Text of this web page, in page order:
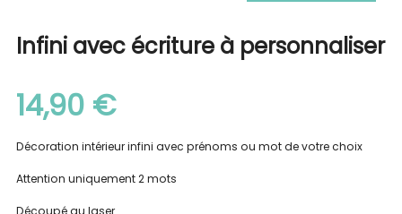
Infini avec écriture à personnaliser
14,90 €
Décoration intérieur infini avec prénoms ou mot de votre choix
Attention uniquement 2 mots
Découpé au laser